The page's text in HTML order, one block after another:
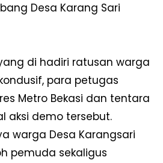
Desa Karang Sari
di hadiri ratusan warga
para petugas
Metro Bekasi dan tentara
aksi demo tersebut.
warga Desa Karangsari
pemuda sekaligus